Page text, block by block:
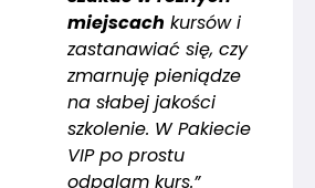
miejscach kursów i
zastanawiać się, czy
zmarnuję pieniądze
na słabej jakości
szkolenie. W Pakiecie
VIP po prostu
odpalam kurs.”